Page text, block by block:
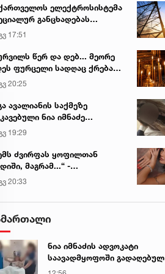
ელექტროსისტემა
განცხადებას
17:51
წერ და დებ... მეორე
ფურცელი სადღაც ქრება
სურვილი სრულდება...“ -
ტაძარი შიდა
20:25
ავალიანის საქმეზე
ნია იმნაძე
გადაჰყავთ
19:29
ძვირფას ყოფილთან
მაგრამ...“ -
პაიჭაძის
აღიარება
20:33
ნია იმნაძის ადვოკატი
საავადმყოფოში გადაღებულ
კადრებს ავრცელებს